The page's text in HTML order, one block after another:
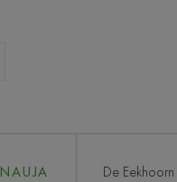
NAUJA De Eekhoorn